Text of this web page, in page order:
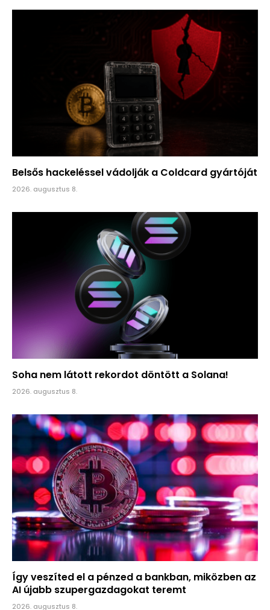
Belsős hackeléssel vádolják a Coldcard gyártóját
2026. augusztus 8.
Soha nem látott rekordot döntött a Solana!
2026. augusztus 8.
Így veszíted el a pénzed a bankban, miközben az
AI újabb szupergazdagokat teremt
2026. augusztus 8.